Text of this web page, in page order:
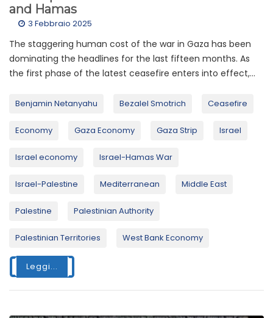
and Hamas
3 Febbraio 2025
The staggering human cost of the war in Gaza has been
dominating the headlines for the last fifteen months. As
the first phase of the latest ceasefire enters into effect,...
Benjamin Netanyahu Bezalel Smotrich Ceasefire
Economy Gaza Economy Gaza Strip Israel
Israel economy Israel-Hamas War
Israel-Palestine Mediterranean Middle East
Palestine Palestinian Authority
Palestinian Territories West Bank Economy
Leggi...